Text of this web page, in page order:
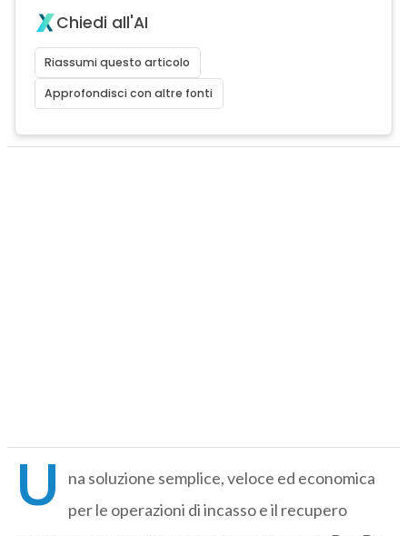
Chiedi all'AI
Riassumi questo articolo
Approfondisci con altre fonti
U
na soluzione semplice, veloce ed economica
per le operazioni di incasso e il recupero